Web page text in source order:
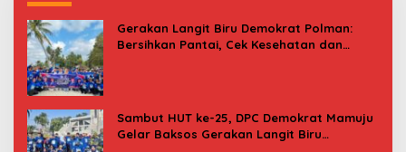
Gerakan Langit Biru Demokrat Polman:
Bersihkan Pantai, Cek Kesehatan dan
Sambut HUT ke-25, DPC Demokrat Mamuju
Gelar Baksos Gerakan Langit Biru